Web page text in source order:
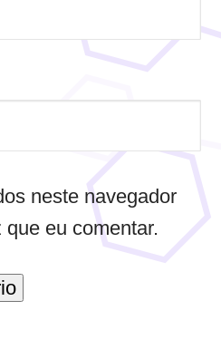
neste navegador
eu comentar.